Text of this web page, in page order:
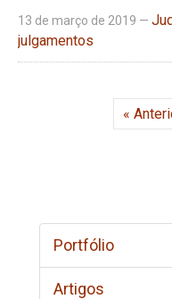
Portfólio
Artigos
13 de março de 2019 —
julgamentos
«